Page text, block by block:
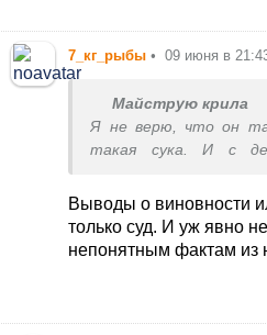
7_кг_рыбы • 09 июня в
Майструю крила
Я не верю, что он
такая сука. И с
права. А чел 2 года
детьми будучи в одной
Выводы о виновности
только суд. И уж явно
непонятным фактам из